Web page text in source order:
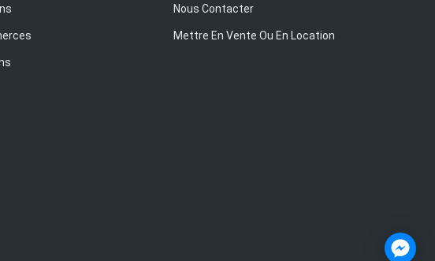
Nous Contacter
Mettre En Vente Ou En Location